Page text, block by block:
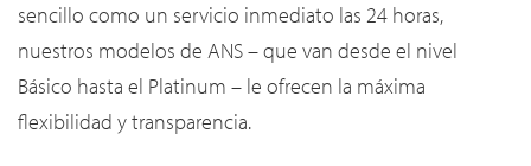
sencillo como un servicio inmediato las 24 horas,
nuestros modelos de ANS – que van desde el nivel
Básico hasta el Platinum – le ​​ofrecen la máxima
flexibilidad y transparencia.